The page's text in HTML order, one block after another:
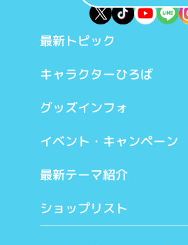
最新トピック
キャラクターひろば
グッズインフォ
イベント・キャンペーン
最新テーマ紹介
ショップリスト